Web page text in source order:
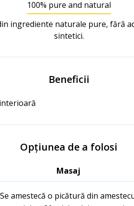
100% pure and natural
ingrediente naturale pure, fără
sintetici.
Beneficii
Opțiunea de a folosi
Masaj
Se amestecă o picătură din